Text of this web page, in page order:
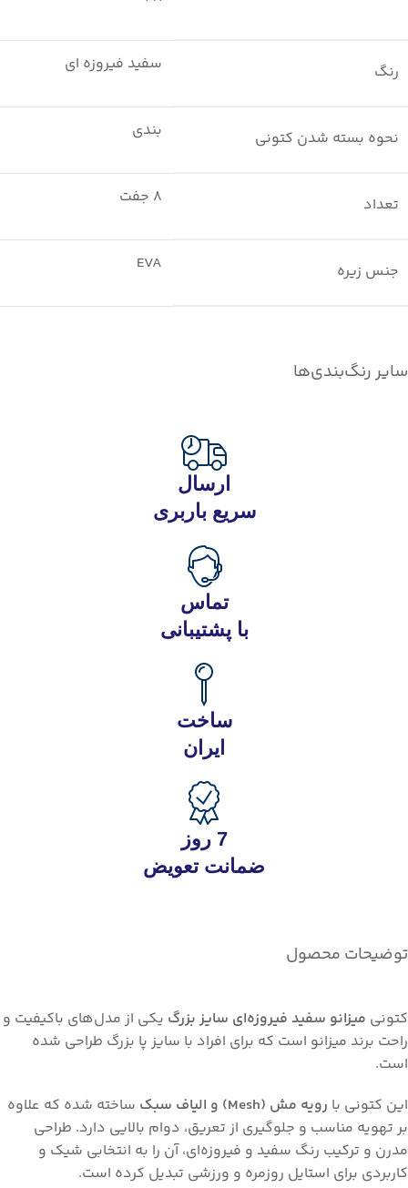
رنگ سفید فیروزه ای
نحوه بسته شدن کتونی بندی
تعداد 8 جفت
جنس زیره EVA
سایر رنگ‌بندی‌ها
ارسال
سریع باربری
تماس
با پشتیبانی
ساخت
ایران
7 روز
ضمانت تعویض
توضیحات محصول
کتونی میزانو سفید فیروزه‌ای سایز بزرگ یکی از مدل‌های باکیفیت و
راحت برند میزانو است که برای افراد با سایز پا بزرگ طراحی شده
است.
این کتونی با رویه مش (Mesh) و الیاف سبک
ساخته شده که علاوه
بر تهویه مناسب و جلوگیری از تعریق، دوام بالایی دارد. طراحی
مدرن و ترکیب رنگ سفید و فیروزه‌ای، آن را به انتخابی شیک و
کاربردی برای استایل روزمره و ورزشی تبدیل کرده است.